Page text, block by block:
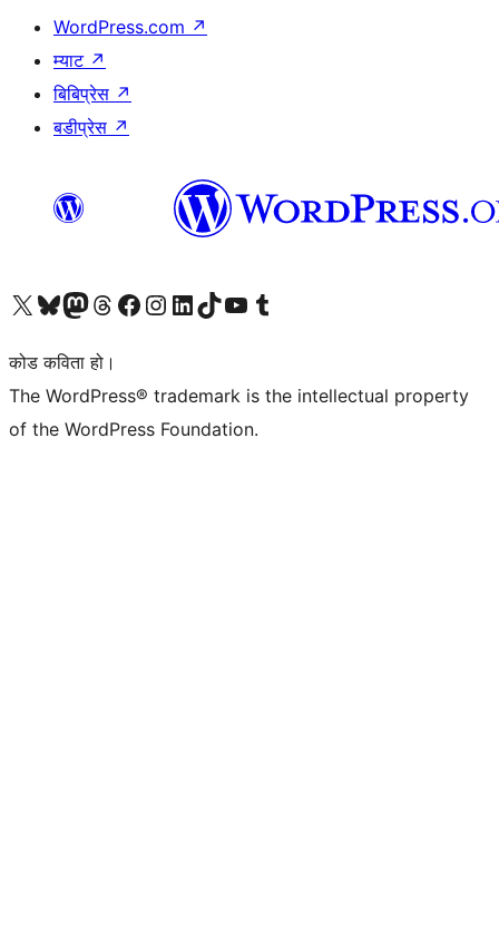
WordPress.com ↗
म्याट ↗
बिबिप्रेस ↗
बडीप्रेस ↗
हाम्रो X (पहिले ट्विटर) खातामा जानुहोस्
हाम्रो Bluesky खाता भ्रमण गर्नुहोस्
हाम्रो म्यास्टोडन खाता भ्रमण गर्नुहोस्
हाम्रो थ्रेड्स खातामा जानुहोस्
हाम्रो फेसबुक पेजमा जानुहोस्
हाम्रो इन्स्टाग्राम खातामा जानुहोस्
हाम्रो लिङ्क्डइन खातामा जानुहोस्
हाम्रो TikTok खाता भ्रमण गर्नुहोस्
हाम्रो युट्युब च्यानलमा जानुहोस्
हाम्रो टम्बलर खाता भ्रमण गर्नुहोस्
कोड कविता हो।
The WordPress® trademark is the intellectual property
of the WordPress Foundation.